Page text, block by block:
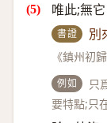
唯此;無它
書證 別
《鎮州初歸
例如
只
要特點;只